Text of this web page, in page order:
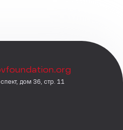
дом 36, стр. 11